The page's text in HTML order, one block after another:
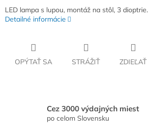
LED lampa s lupou, montáž na stôl, 3 dioptrie.
Detailné informácie
OPÝTAŤ SA STRÁŽIŤ ZDIEĽAŤ
Cez 3000 výdajných miest
po celom Slovensku